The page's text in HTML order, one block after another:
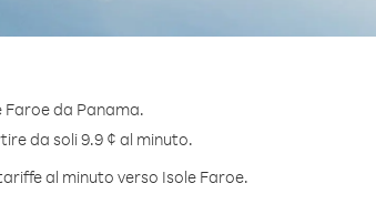
da Panama.
da soli 9.9 ¢ al minuto.
al minuto verso Isole Faroe.